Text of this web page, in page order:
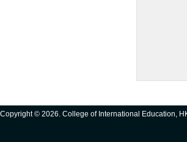
Copyright © 2026. College of International Education,